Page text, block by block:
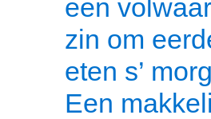
een
zin om
eten s’
Een